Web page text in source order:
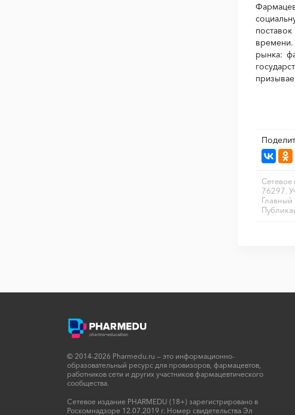
рынка:
76297.
© 2014-2026 Pharmedu.ru — это информационно-
образовательный ресурс для провизоров, фармацевтов,
работников сети и других участников фармацевтического
сообщества.
Сетевое издание PHARMEDU (18+) зарегистрировано в
Роскомнадзоре 12.07.2019 г. Номер свидетельства Эл